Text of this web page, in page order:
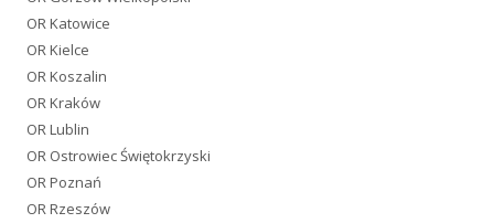
OR Katowice
OR Kielce
OR Koszalin
OR Kraków
OR Lublin
OR Ostrowiec Świętokrzyski
OR Poznań
OR Rzeszów